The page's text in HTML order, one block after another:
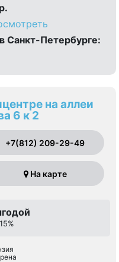
Санкт-Петербурге:
на аллеи
6 к 2
+7(812) 209-29-49
На карте